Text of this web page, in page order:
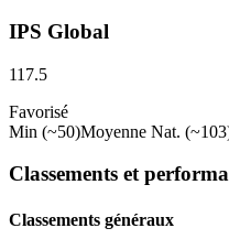
IPS Global
117.5
Favorisé
Min (~50)Moyenne Nat.
Classements et
Classements généraux